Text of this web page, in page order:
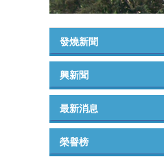
發燒新聞
興新聞
最新消息
榮譽榜